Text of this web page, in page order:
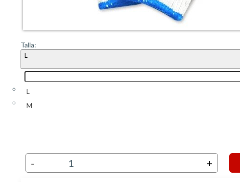
Talla:
L
L
M
- +